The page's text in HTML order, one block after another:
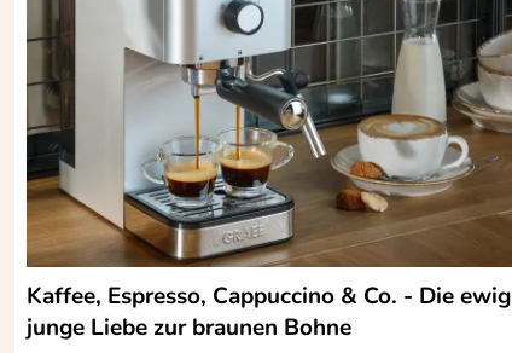
Kaffee, Espresso, Cappuccino & Co. - Die ewig
junge Liebe zur braunen Bohne